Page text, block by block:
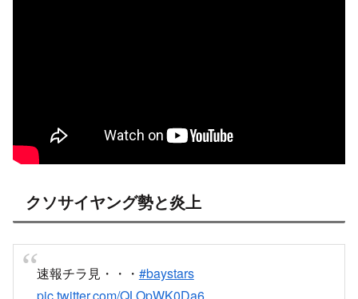
クソサイヤング勢と炎上
速報チラ見・・・ #baystars